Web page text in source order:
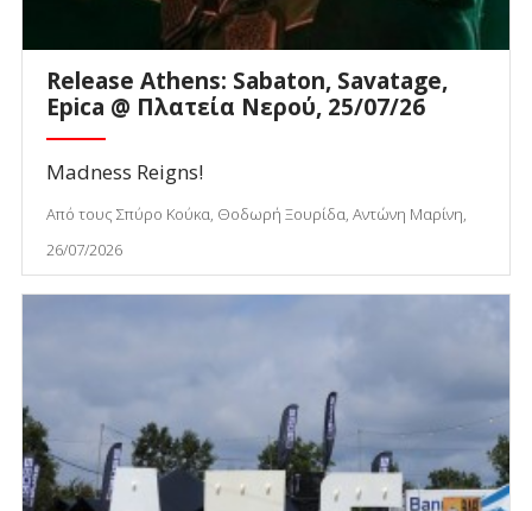
Release Athens: Sabaton, Savatage,
Epica @ Πλατεία Νερού, 25/07/26
Madness Reigns!
Από τους Σπύρο Κούκα, Θοδωρή Ξουρίδα, Αντώνη Μαρίνη,
26/07/2026